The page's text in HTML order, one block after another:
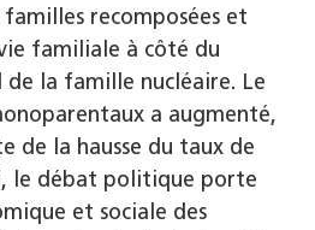
recomposées et
familiale à côté du
la famille nucléaire. Le
a augmenté,
de la hausse du taux de
le débat politique porte
et sociale des